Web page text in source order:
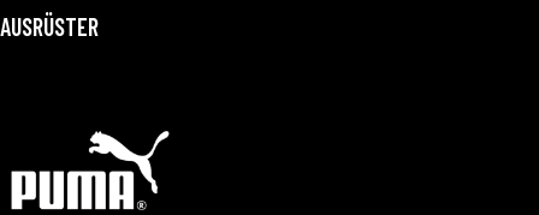
AUSRÜSTER